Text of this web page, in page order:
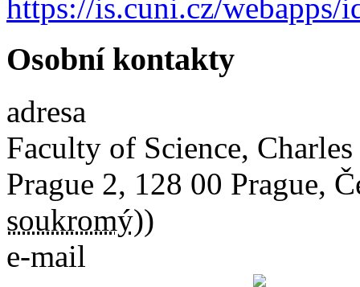
Osobní kontakty
adresa
Faculty of Science,
Prague 2, 128 00 Prague,
soukromý))
e-mail